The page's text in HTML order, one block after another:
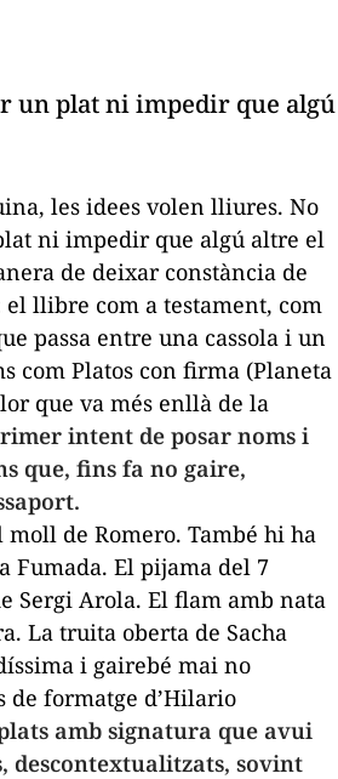
un plat ni impedir que algú
les idees volen lliures. No
ni impedir que algú altre el
de deixar constància de
el llibre com a testament, com
passa entre una cassola i un
com Platos con firma (Planeta
que va més enllà de la
intent de posar noms i
que, fins fa no gaire,
moll de Romero. També hi ha
Fumada. El pijama del 7
Sergi Arola. El flam amb nata
La truita oberta de Sacha
i gairebé mai no
de formatge d’Hilario
amb signatura que avui
descontextualitzats, sovint